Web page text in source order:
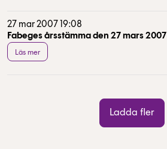
27 mar 2007 19:08
Fabeges årsstämma den 27 mars 2007
Läs mer
Ladda fler